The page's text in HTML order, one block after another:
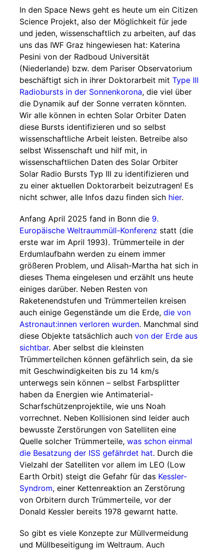
In den Space News geht es heute um ein Citizen
Science Projekt, also der Möglichkeit für jede
und jeden, wissenschaftlich zu arbeiten, auf das
uns das IWF Graz hingewiesen hat: Katerina
Pesini von der Radboud Universität
(Niederlande) bzw. dem Pariser Observatorium
beschäftigt sich in ihrer Doktorarbeit mit Type III
Radiobursts in der Sonnenkorona, die viel über
die Dynamik auf der Sonne verraten könnten.
Wir alle können in echten Solar Orbiter Daten
diese Bursts identifizieren und so selbst
wissenschaftliche Arbeit leisten. Betreibe also
selbst Wissenschaft und hilf mit, in
wissenschaftlichen Daten des Solar Orbiter
Solar Radio Bursts Typ III zu identifizieren und
zu einer aktuellen Doktorarbeit beizutragen! Es
nicht schwer, alle Infos dazu finden sich hier.
Anfang April 2025 fand in Bonn die 9.
Europäische Weltraummüll-Konferenz statt (die
erste war im April 1993). Trümmerteile in der
Erdumlaufbahn werden zu einem immer
größeren Problem, und Alisah-Martha hat sich in
dieses Thema eingelesen und erzählt uns heute
einiges darüber. Neben Resten von
Raketenendstufen und Trümmerteilen kreisen
auch einige Gegenstände um die Erde, die von
Astronaut:innen verloren wurden. Manchmal sind
diese Objekte tatsächlich auch von der Erde aus
sichtbar. Aber selbst die kleinsten
Trümmerteilchen können gefährlich sein, da sie
mit Geschwindigkeiten bis zu 14 km/s
unterwegs sein können – selbst Farbsplitter
haben da Energien wie Antimaterial-
Scharfschützenprojektile, wie uns Noah
vorrechnet. Neben Kollisionen sind leider auch
bewusste Zerstörungen von Satelliten eine
Quelle solcher Trümmerteile, was schon einmal
die Besatzung der ISS gefährdet hat. Durch die
Vielzahl der Satelliten vor allem im LEO (Low
Earth Orbit) steigt die Gefahr für das Kessler-
Syndrom, einer Kettenreaktion an Zerstörung
von Orbitern durch Trümmerteile, vor der
Donald Kessler bereits 1978 gewarnt hatte.
So gibt es viele Konzepte zur Müllvermeidung
und Müllbeseitigung im Weltraum. Auch